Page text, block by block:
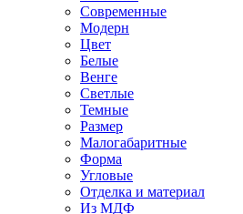
Современные
Модерн
Цвет
Белые
Венге
Светлые
Темные
Размер
Малогабаритные
Форма
Угловые
Отделка и материал
Из МДФ